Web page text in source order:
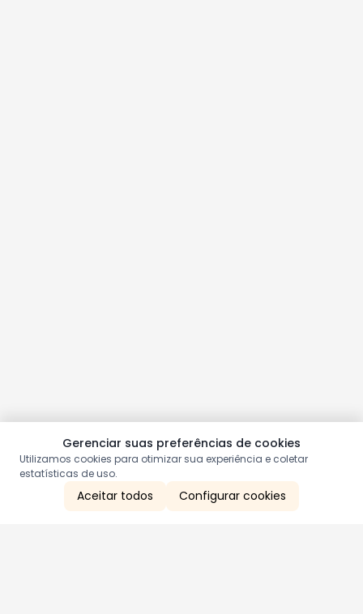
Gerenciar suas preferências de cookies
Utilizamos cookies para otimizar sua experiência e coletar
estatísticas de uso.
Aceitar todos Configurar cookies